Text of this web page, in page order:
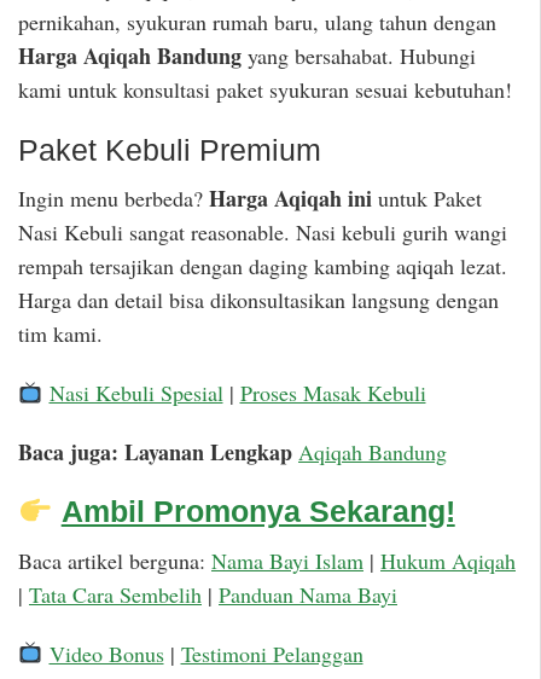
pernikahan, syukuran rumah baru, ulang tahun dengan
Harga Aqiqah Bandung yang bersahabat. Hubungi
kami untuk konsultasi paket syukuran sesuai kebutuhan!
Paket Kebuli Premium
Ingin menu berbeda? Harga Aqiqah ini untuk Paket
Nasi Kebuli sangat reasonable. Nasi kebuli gurih wangi
rempah tersajikan dengan daging kambing aqiqah lezat.
Harga dan detail bisa dikonsultasikan langsung dengan
tim kami.
Nasi Kebuli Spesial| Proses Masak Kebuli
Baca juga: Layanan Lengkap Aqiqah Bandung
Ambil Promonya Sekarang!
Baca artikel berguna: Nama Bayi Islam | Hukum Aqiqah
| Tata Cara Sembelih | Panduan Nama Bayi
Video Bonus| Testimoni Pelanggan